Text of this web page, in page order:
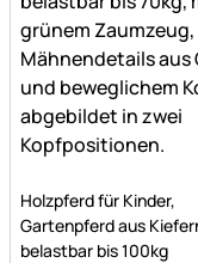
Noch keine
Holzpferd für Kinder,
Gartenpferd aus
belastbar bis 100kg